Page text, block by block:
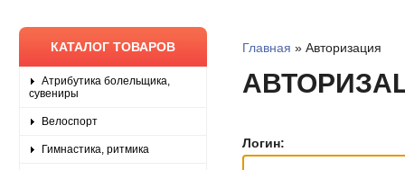
КАТАЛОГ ТОВАРОВ
Атрибутика болельщика,
сувениры
Велоспорт
Гимнастика, ритмика
Главная » Авторизация
Логин: